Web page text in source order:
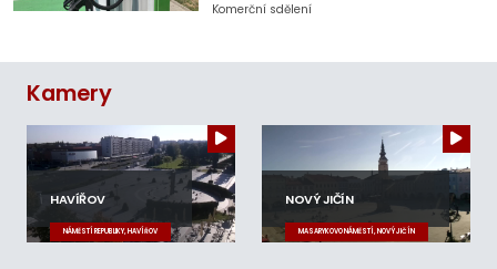
Komerční sdělení
Kamery
HAVÍŘOV
NÁMĚSTÍ REPUBLIKY, HAVÍŘOV
NOVÝ JIČÍN
MASARYKOVO NÁMĚSTÍ, NOVÝ JIČÍN